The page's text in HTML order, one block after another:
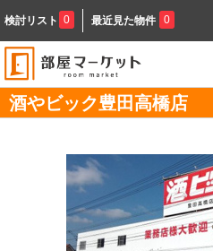
検討リスト 0 最近見た物件 0
酒やビック豊田高橋店